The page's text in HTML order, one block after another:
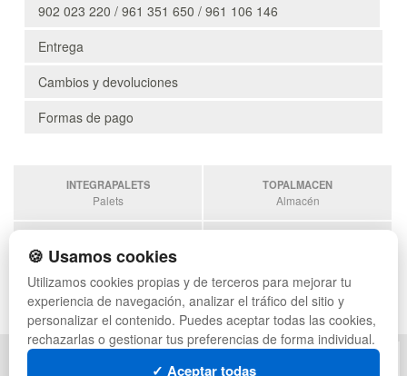
902 023 220 / 961 351 650 / 961 106 146
Entrega
Cambios y devoluciones
Formas de pago
INTEGRAPALETS
Palets
TOPALMACEN
Almacén
Sobrantes
ESTANTERIASKIT
Estanterias
POLÍTICA DE PRIVACIDAD
MAPA WEB
🍪 Usamos cookies
Utilizamos cookies propias y de terceros para mejorar tu
experiencia de navegación, analizar el tráfico del sitio y
personalizar el contenido. Puedes aceptar todas las cookies,
rechazarlas o gestionar tus preferencias de forma individual.
✓ Aceptar todas